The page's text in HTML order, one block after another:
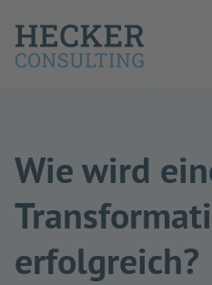
Wie wird
erfolgreich?